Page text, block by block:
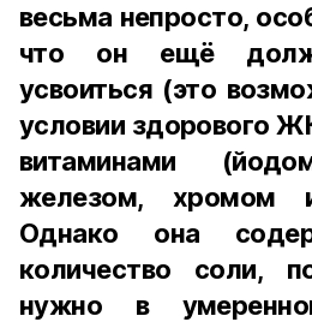
весьма непросто,
что он ещё
усвоиться (это
условии здорового
витаминами
железом, хромом
Однако она
количество соли,
нужно в